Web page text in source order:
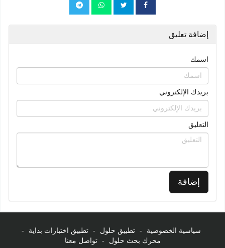
إضافة تعليق
اسمك
بريدك الإلكتروني
التعليق
إضافة
سياسية الخصوصية - تطبيق حلول - تطبيق اختبارات بداية
-
محرك بحث حلول
- تواصل معنا